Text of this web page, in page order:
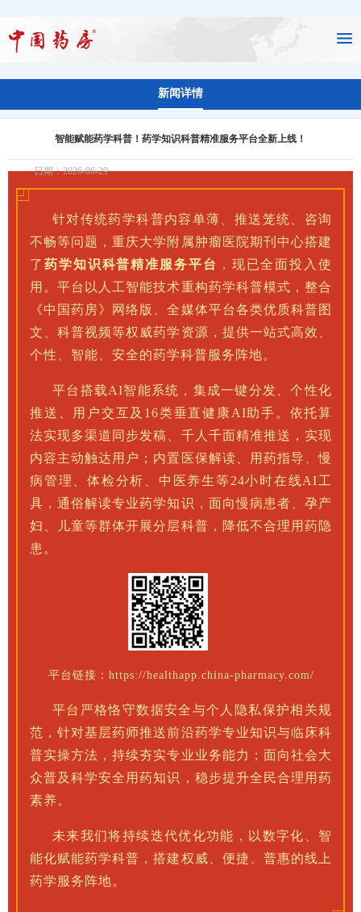
新闻详情
智能赋能药学科普！药学知识科普精准服务平台全新上线！
日期：2026-06-29
针对传统药学科普内容单薄、推送笼统、咨询
不畅等问题，重庆大学附属肿瘤医院期刊中心搭建
了 药学知识科普精准服务平台 ，现已全面投入使
用。平台以人工智能技术重构药学科普模式，整合
《中国药房》网络版、全媒体平台各类优质科普图
文、科普视频等权威药学资源，提供一站式高效、
个性、智能、安全的药学科普服务阵地。
平台搭载AI智能系统，集成一键分发、个性化
推送、用户交互及16类垂直健康AI助手。依托算
法实现多渠道同步发稿、千人千面精准推送，实现
内容主动触达用户；内置医保解读、用药指导、慢
病管理、体检分析、中医养生等24小时在线AI工
具，通俗解读专业药学知识，面向慢病患者、孕产
妇、儿童等群体开展分层科普，降低不合理用药隐
患。
平台链接：https://healthapp.china-pharmacy.com/
平台严格恪守数据安全与个人隐私保护相关规
范，针对基层药师推送前沿药学专业知识与临床科
普实操方法，持续夯实专业业务能力；面向社会大
众普及科学安全用药知识，稳步提升全民合理用药
素养。
未来我们将持续迭代优化功能，以数字化、智
能化赋能药学科普，搭建权威、便捷、普惠的线上
药学服务阵地。